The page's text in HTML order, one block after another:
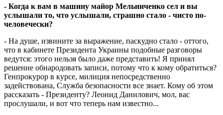
- Когда к вам в машину майор Мельниченко сел и вы
услышали то, что услышали, страшно стало - чисто по-
человечески?
- На душе, извините за выражение, паскудно стало - оттого,
что в кабинете Президента Украины подобные разговоры
ведутся: этого нельзя было даже представить! Я принял
решение обнародовать записи, потому что к кому обратиться?
Генпрокурор в курсе, милиция непосредственно
задействована, Служба безопасности все знает. Кому об этом
рассказать - Президенту? Леонид Данилович, мол, вас
прослушали, и вот что теперь нам известно...